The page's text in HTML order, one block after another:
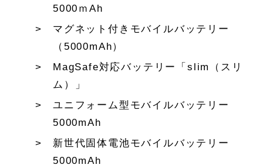
5000ｍAh
マグネット付きモバイルバッテリー
（5000mAh）
MagSafe対応バッテリー「slim（スリ
ム）」
ユニフォーム型モバイルバッテリー
5000mAh
新世代固体電池モバイルバッテリー
5000mAh